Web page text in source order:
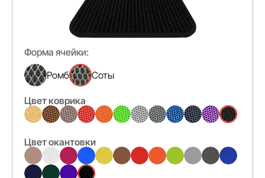
Форма ячейки:
Ромб
Соты
Цвет коврика
Цвет окантовки